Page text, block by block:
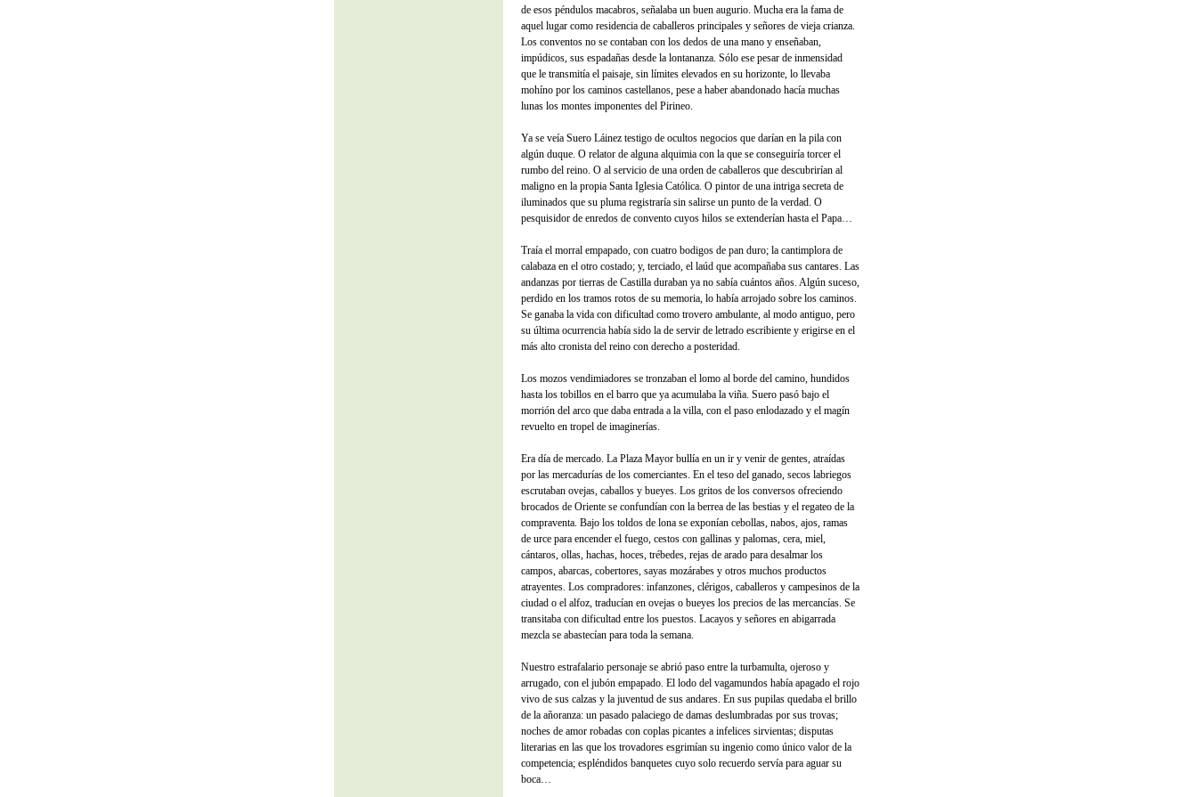
de esos péndulos macabros, señalaba un buen augurio. Mucha era la fama de
aquel lugar como residencia de caballeros principales y señores de vieja crianza.
Los conventos no se contaban con los dedos de una mano y enseñaban,
impúdicos, sus espadañas desde la lontananza. Sólo ese pesar de inmensidad
que le transmitía el paisaje, sin límites elevados en su horizonte, lo llevaba
mohíno por los caminos castellanos, pese a haber abandonado hacía muchas
lunas los montes imponentes del Pirineo.
Ya se veía Suero Láinez testigo de ocultos negocios que darían en la pila con
algún duque. O relator de alguna alquimia con la que se conseguiría torcer el
rumbo del reino. O al servicio de una orden de caballeros que descubrirían al
maligno en la propia Santa Iglesia Católica. O pintor de una intriga secreta de
iluminados que su pluma registraría sin salirse un punto de la verdad. O
pesquisidor de enredos de convento cuyos hilos se extenderían hasta el Papa…
Traía el morral empapado, con cuatro bodigos de pan duro; la cantimplora de
calabaza en el otro costado; y, terciado, el laúd que acompañaba sus cantares. Las
andanzas por tierras de Castilla duraban ya no sabía cuántos años. Algún suceso,
perdido en los tramos rotos de su memoria, lo había arrojado sobre los caminos.
Se ganaba la vida con dificultad como trovero ambulante, al modo antiguo, pero
su última ocurrencia había sido la de servir de letrado escribiente y erigirse en el
más alto cronista del reino con derecho a posteridad.
Los mozos vendimiadores se tronzaban el lomo al borde del camino, hundidos
hasta los tobillos en el barro que ya acumulaba la viña. Suero pasó bajo el
morrión del arco que daba entrada a la villa, con el paso enlodazado y el magín
revuelto en tropel de imaginerías.
Era día de mercado. La Plaza Mayor bullía en un ir y venir de gentes, atraídas
por las mercadurías de los comerciantes. En el teso del ganado, secos labriegos
escrutaban ovejas, caballos y bueyes. Los gritos de los conversos ofreciendo
brocados de Oriente se confundían con la berrea de las bestias y el regateo de la
compraventa. Bajo los toldos de lona se exponían cebollas, nabos, ajos, ramas
de urce para encender el fuego, cestos con gallinas y palomas, cera, miel,
cántaros, ollas, hachas, hoces, trébedes, rejas de arado para desalmar los
campos, abarcas, cobertores, sayas mozárabes y otros muchos productos
atrayentes. Los compradores: infanzones, clérigos, caballeros y campesinos de la
ciudad o el alfoz, traducían en ovejas o bueyes los precios de las mercancías. Se
transitaba con dificultad entre los puestos. Lacayos y señores en abigarrada
mezcla se abastecían para toda la semana.
Nuestro estrafalario personaje se abrió paso entre la turbamulta, ojeroso y
arrugado, con el jubón empapado. El lodo del vagamundos había apagado el rojo
vivo de sus calzas y la juventud de sus andares. En sus pupilas quedaba el brillo
de la añoranza: un pasado palaciego de damas deslumbradas por sus trovas;
noches de amor robadas con coplas picantes a infelices sirvientas; disputas
literarias en las que los trovadores esgrimían su ingenio como único valor de la
competencia; espléndidos banquetes cuyo solo recuerdo servía para aguar su
boca…